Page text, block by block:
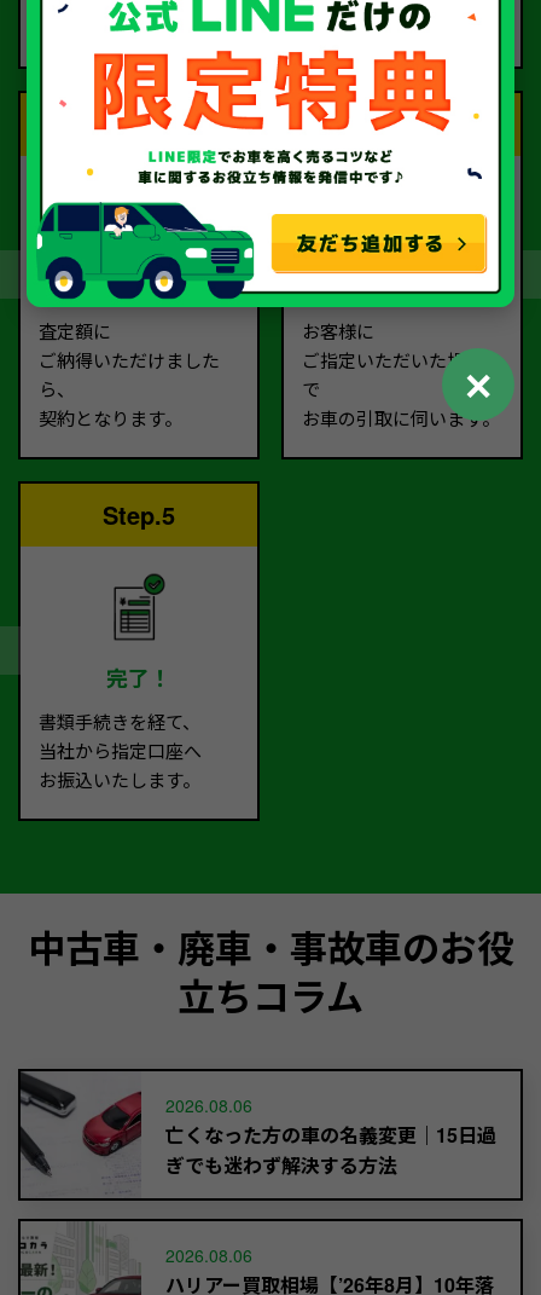
ご依頼ください。
す。
Step.3
契約
査定額に
ご納得いただけました
ら、
契約となります。
Step.4
お引取り
お客様に
ご指定いただいた場所ま
で
お車の引取に伺います。
Step.5
完了！
書類手続きを経て、
当社から指定口座へ
お振込いたします。
中古車・廃車・事故車のお役
立ちコラム
2026.08.06
亡くなった方の車の名義変更｜15日過
ぎでも迷わず解決する方法
2026.08.06
ハリアー買取相場【’26年8月】10年落
✕